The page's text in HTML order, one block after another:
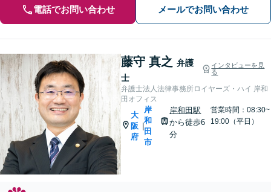
電話でお問い合わせ メールでお問い合わせ
藤守 真之 弁護
士
インタビューを見
る
弁護士法人法律事務所ロイヤーズ・ハイ 岸和
田オフィス
大
阪
府
岸
和
田
市
岸和田駅
から徒歩6
分
営業時間：08:30~
19:00（平日）